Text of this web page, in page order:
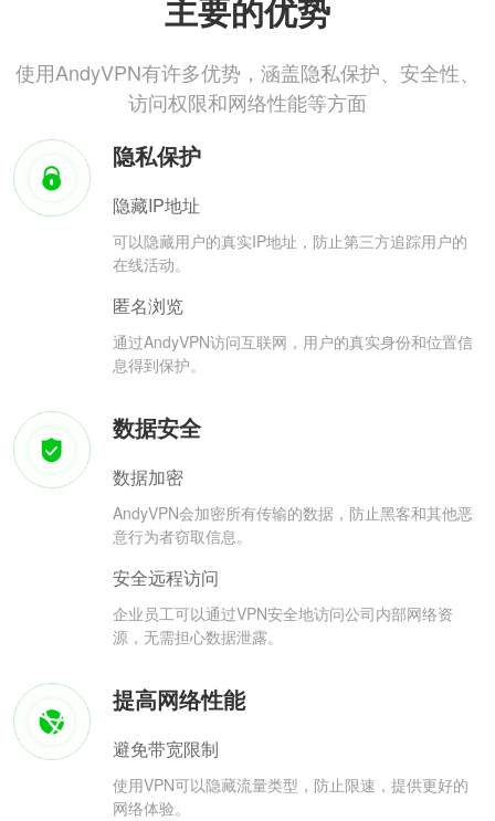
主要的优势
使用AndyVPN有许多优势，涵盖隐私保护、安全性、
访问权限和网络性能等方面
隐私保护
隐藏IP地址
可以隐藏用户的真实IP地址，防止第三方追踪用户的
在线活动。
匿名浏览
通过AndyVPN访问互联网，用户的真实身份和位置信
息得到保护。
数据安全
数据加密
AndyVPN会加密所有传输的数据，防止黑客和其他恶
意行为者窃取信息。
安全远程访问
企业员工可以通过VPN安全地访问公司内部网络资
源，无需担心数据泄露。
提高网络性能
避免带宽限制
使用VPN可以隐藏流量类型，防止限速，提供更好的
网络体验。